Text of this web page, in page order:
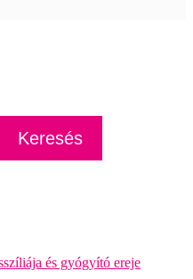
Keresés
és gyógyító ereje